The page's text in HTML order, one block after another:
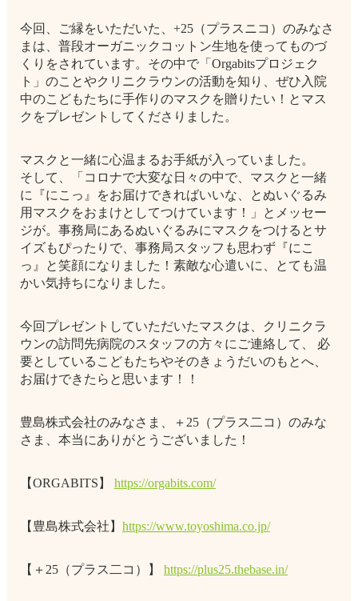
今回、ご縁をいただいた、+25（プラスニコ）のみなさ
まは、普段オーガニックコットン生地を使ってものづ
くりをされています。その中で「Orgabitsプロジェク
ト」のことやクリニクラウンの活動を知り、ぜひ入院
中のこどもたちに手作りのマスクを贈りたい！とマス
クをプレゼントしてくださりました。
マスクと一緒に心温まるお手紙が入っていました。
そして、「コロナで大変な日々の中で、マスクと一緒
に『にこっ』をお届けできればいいな、とぬいぐるみ
用マスクをおまけとしてつけています！」とメッセー
ジが。事務局にあるぬいぐるみにマスクをつけるとサ
イズもぴったりで、事務局スタッフも思わず『にこ
っ』と笑顔になりました！素敵な心遣いに、とても温
かい気持ちになりました。
今回プレゼントしていただいたマスクは、クリニクラ
ウンの訪問先病院のスタッフの方々にご連絡して、 必
要としているこどもたちやそのきょうだいのもとへ、
お届けできたらと思います！！
豊島株式会社のみなさま、＋25（プラス二コ）のみな
さま、本当にありがとうございました！
【ORGABITS】 https://orgabits.com/
【豊島株式会社】 https://www.toyoshima.co.jp/
【＋25（プラス二コ）】 https://plus25.thebase.in/